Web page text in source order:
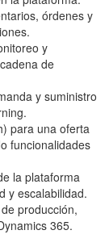
órdenes y
y
de
y suministro
para una oferta
funcionalidades
la plataforma
y escalabilidad.
producción,
365.